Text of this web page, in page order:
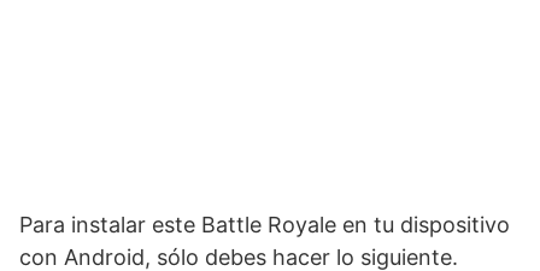
Para instalar este Battle Royale en tu dispositivo
con Android, sólo debes hacer lo siguiente.